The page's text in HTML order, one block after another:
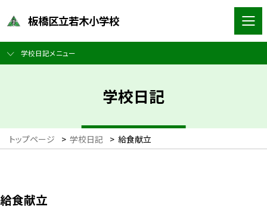
板橋区立若木小学校
学校日記メニュー
学校日記
トップページ > 学校日記 > 給食献立
給食献立